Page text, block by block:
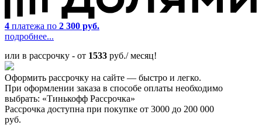
4 платежа по 2 300 руб.
подробнее...
или в рассрочку - от 1533 руб./ месяц!
Оформить рассрочку на сайте — быстро и легко.
При оформлении заказа в способе оплаты необходимо
выбрать: «Тинькофф Рассрочка»
Рассрочка доступна при покупке от 3000 до 200 000
руб.